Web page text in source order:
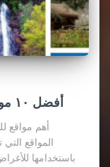
أفضل ١٠ مواقع للصور المجانية برخصة تجارية
أهم مواقع
المواقع
باستخدامها